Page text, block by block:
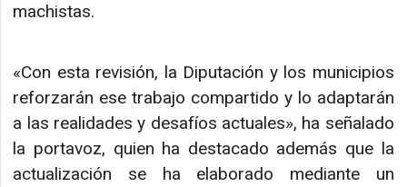
machistas.
«Con esta revisión, la Diputación y los municipios
reforzarán ese trabajo compartido y lo adaptarán
a las realidades y desafíos actuales», ha señalado
la portavoz, quien ha destacado además que la
actualización se ha elaborado mediante un